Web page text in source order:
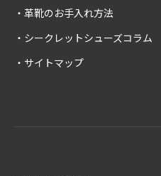
革靴のお手入れ方法
シークレットシューズコラム
サイトマップ